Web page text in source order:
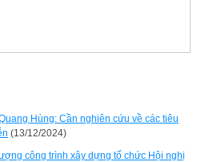
Hùng: Cần nghiên cứu về các tiêu
(13/12/2024)
công trình xây dựng tổ chức Hội nghị